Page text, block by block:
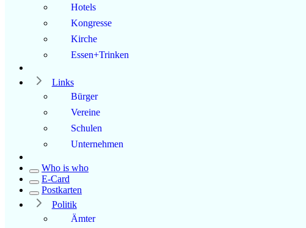
Hotels
Kongresse
Kirche
Essen+Trinken
Links
Bürger
Vereine
Schulen
Unternehmen
Who is who
E-Card
Postkarten
Politik
Ämter